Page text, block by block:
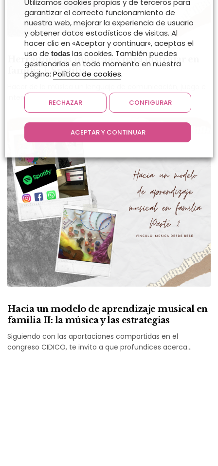
Herramientas musicales para disfrutar en
familia I: Spotify
intercambio con los niños/as dentro…
Hacia un modelo de aprendizaje musical en
familia II: la música y las estrategias
Siguiendo con las aportaciones compartidas en el
congreso CIDICO, te invito a que profundices acerca…
Utilizamos cookies propias y de terceros para
garantizar el correcto funcionamiento de
nuestra web, mejorar la experiencia de usuario
y obtener datos estadísticos de visitas. Al
hacer clic en «Aceptar y continuar», aceptas el
uso de todas las cookies. También puedes
gestionarlas en todo momento en nuestra
página: Política de cookies.
RECHAZAR CONFIGURAR
ACEPTAR Y CONTINUAR